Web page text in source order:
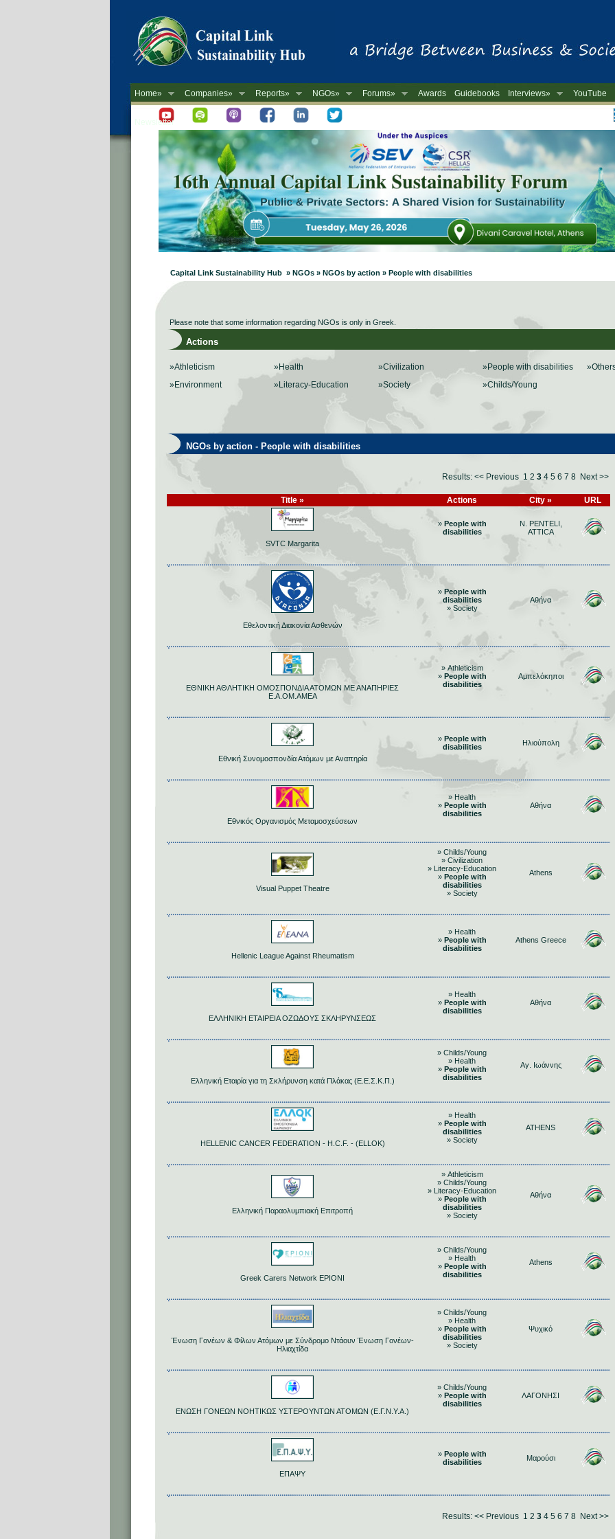
Home» Companies» Reports» NGOs» Forums» Awards Guidebooks Interviews»
YouTube
Newsletter
Capital Link Sustainability Hub » NGOs » NGOs by action » People with disabilities
Please note that some information regarding NGOs is only in Greek.
Actions
»Athleticism
»Environment
»Health
»Literacy-Education
»Civilization
»Society
»People with disabilities
»Childs/Young
NGOs by action - People with disabilities
Results: << Previous 1 2 3 4 5 6 7 8 Next >>
Title » Actions City » URL
SVTC Margarita
» People with
disabilities
N. PENTELI,
ATTICA
Εθελοντική Διακονία Ασθενών
» People with
disabilities
» Society
Αθήνα
ΕΘΝΙΚΗ ΑΘΛΗΤΙΚΗ ΟΜΟΣΠΟΝΔΙΑ ΑΤΟΜΩΝ ΜΕ ΑΝΑΠΗΡΙΕΣ
Ε.Α.ΟΜ.ΑΜΕΑ
» Athleticism
» People with
disabilities
Αμπελόκηποι
Εθνική Συνομοσπονδία Ατόμων με Αναπηρία
» People with
disabilities
Ηλιούπολη
Εθνικός Οργανισμός Μεταμοσχεύσεων
» Health
» People with
disabilities
Αθήνα
Visual Puppet Theatre
» Childs/Young
» Civilization
» Literacy-Education
» People with
disabilities
» Society
Athens
Hellenic League Against Rheumatism
» Health
» People with
disabilities
Athens Greece
ΕΛΛΗΝΙΚΗ ΕΤΑΙΡΕΙΑ ΟΖΩΔΟΥΣ ΣΚΛΗΡΥΝΣΕΩΣ
» Health
» People with
disabilities
Αθήνα
Ελληνική Εταιρία για τη Σκλήρυνση κατά Πλάκας (Ε.Ε.Σ.Κ.Π.)
» Childs/Young
» Health
» People with
disabilities
Αγ. Ιωάννης
HELLENIC CANCER FEDERATION - H.C.F. - (ELLOK)
» Health
» People with
disabilities
» Society
ATHENS
Ελληνική Παραολυμπιακή Επιτροπή
» Athleticism
» Childs/Young
» Literacy-Education
» People with
disabilities
» Society
Αθήνα
Greek Carers Network EPIONI
» Childs/Young
» Health
» People with
disabilities
Athens
Ένωση Γονέων & Φίλων Ατόμων με Σύνδρομο Ντάουν Ένωση Γονέων-
Ηλιαχτίδα
» Childs/Young
» Health
» People with
disabilities
» Society
Ψυχικό
ΕΝΩΣΗ ΓΟΝΕΩΝ ΝΟΗΤΙΚΩΣ ΥΣΤΕΡΟΥΝΤΩΝ ΑΤΟΜΩΝ (Ε.Γ.Ν.Υ.Α.)
» Childs/Young
» People with
disabilities
ΛΑΓΟΝΗΣΙ
ΕΠΑΨΥ
» People with
disabilities
Μαρούσι
Results: << Previous 1 2 3 4 5 6 7 8 Next >>